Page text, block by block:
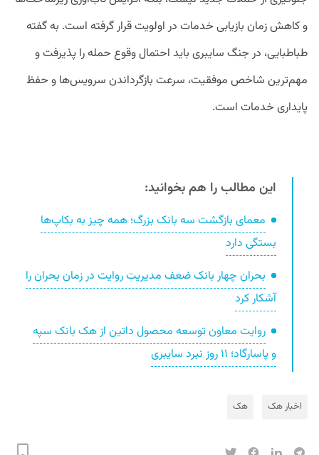
و کاهش زمان بازیابی خدمات در اولویت قرار گرفته است. به گفته
طباطبایی، در جنگ سایبری باید احتمال وقوع حمله را پذیرفت و
مهم‌ترین شاخص موفقیت، سرعت بازگرداندن سرویس‌ها و حفظ
پایداری خدمات است.
این مطالب را هم بخوانید:
معمای بازگشت سه بانک بزرگ؛ همه چیز به بکاپ‌ها
بستگی دارد
بحران چهار بانک ضعف مدیریت روایت‌ در زمان بحران را
آشکار کرد
روایت معاون توسعه محصول داتین از هک بانک سپه
و پاسارگاد؛ ۱۱ روز نبرد سایبری
اخبار هک هک